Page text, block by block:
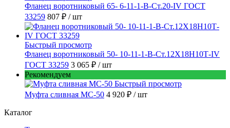
Фланец воротниковый 65- 6-11-1-B-Ст.20-IV ГОСТ
33259 807 ₽ / шт
Быстрый просмотр
Фланец воротниковый 50- 10-11-1-B-Ст.12Х18Н10Т-IV
ГОСТ 33259 3 065 ₽ / шт
Рекомендуем
Быстрый просмотр
Муфта сливная МС-50 4 920 ₽ / шт
Каталог